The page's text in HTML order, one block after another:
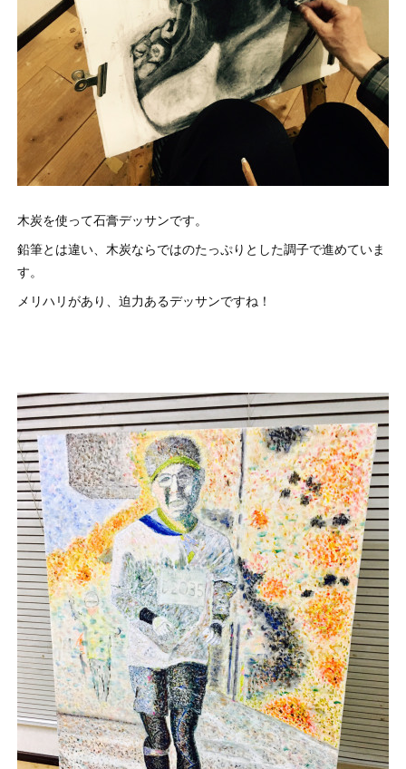
木炭を使って石膏デッサンです。
鉛筆とは違い、木炭ならではのたっぷりとした調子で進めていま
す。
メリハリがあり、迫力あるデッサンですね！